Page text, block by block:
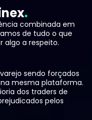
combinada em
de tudo o que
algo a respeito.
sendo forçados
mesma plataforma.
dos traders de
pelos